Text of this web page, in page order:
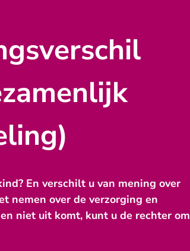
En verschilt u van mening over
nemen over de verzorging en
niet uit komt, kunt u de rechter om